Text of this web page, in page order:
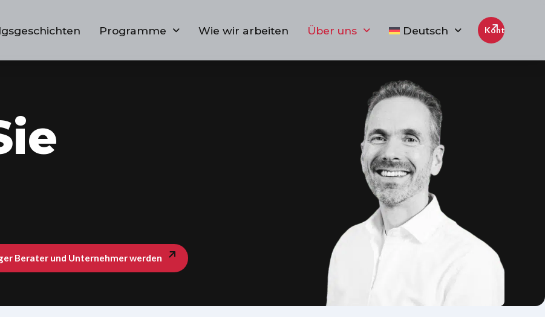
Programme Wie wir arbeiten Über uns Deutsch Kontakt
Berater und Unternehmer werden